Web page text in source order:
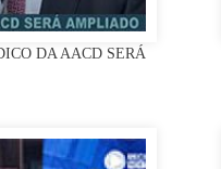
DA AACD SERÁ